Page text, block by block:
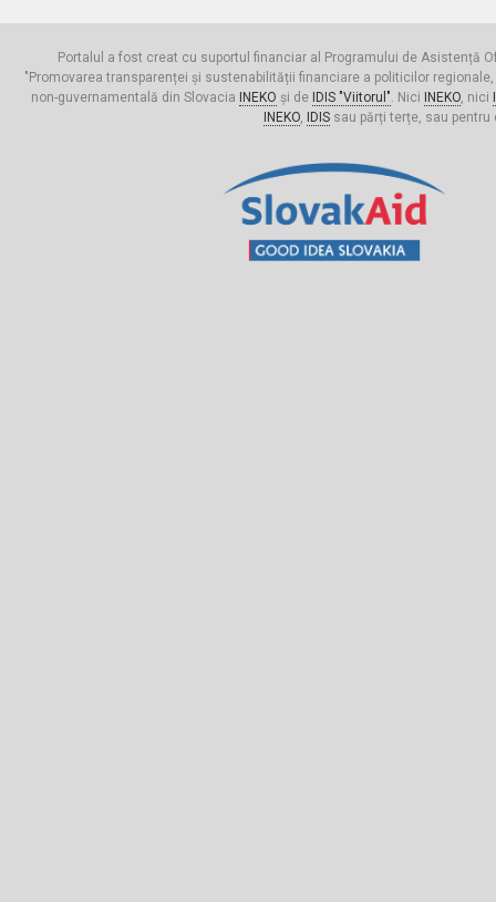
Portalul a fost creat cu suportul financiar al Programului de Asistență
"Promovarea transparenței și sustenabilității financiare a politicilor
non-guvernamentală din Slovacia
INEKO și de IDIS "Viitorul". Nici INEKO, nici
INEKO, IDISsau părți terțe, sau pentru